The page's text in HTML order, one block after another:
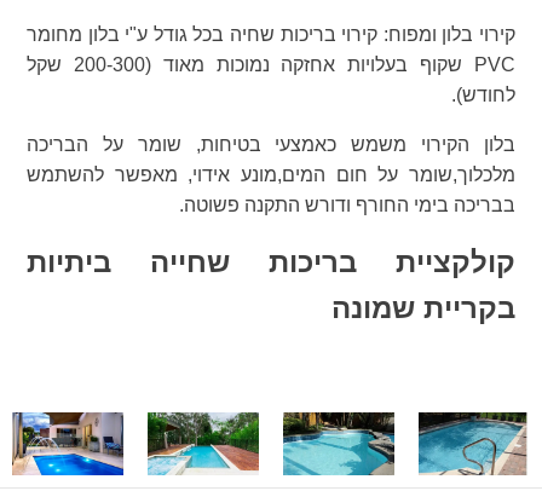
קירוי בלון ומפוח: קירוי בריכות שחיה בכל גודל ע"י בלון מחומר
PVC שקוף בעלויות אחזקה נמוכות מאוד (200-300 שקל
לחודש).
בלון הקירוי משמש כאמצעי בטיחות, שומר על הבריכה
מלכלוך,שומר על חום המים,מונע אידוי, מאפשר להשתמש
בבריכה בימי החורף ודורש התקנה פשוטה.
קולקציית בריכות שחייה ביתיות
בקריית שמונה